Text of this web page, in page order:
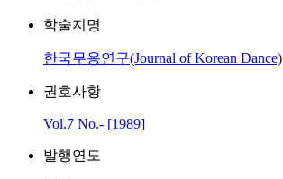
학술지명
한국무용연구(Journal of Korean Dance)
권호사항
Vol.7 No.- [1989]
발행연도